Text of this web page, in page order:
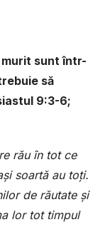
murit sunt într-
să
9:3-6;
rău în tot ce
soartă au toți.
de răutate și
lor tot timpul